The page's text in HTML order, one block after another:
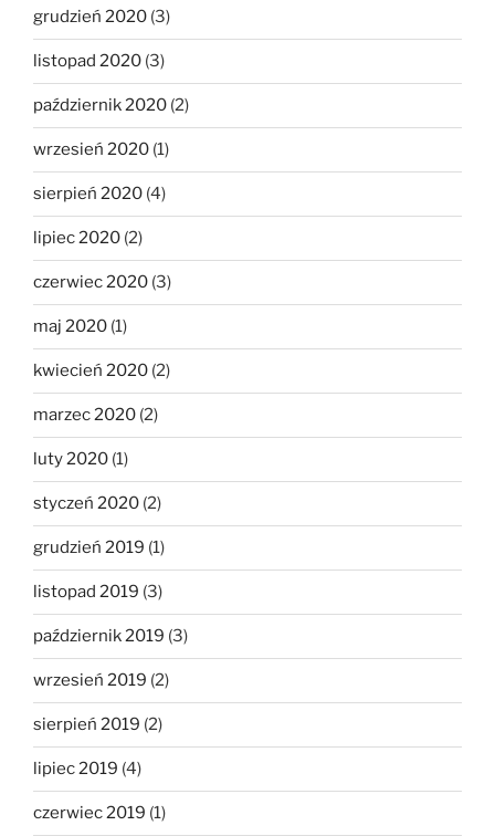
grudzień 2020 (3)
listopad 2020 (3)
październik 2020 (2)
wrzesień 2020 (1)
sierpień 2020 (4)
lipiec 2020 (2)
czerwiec 2020 (3)
maj 2020 (1)
kwiecień 2020 (2)
marzec 2020 (2)
luty 2020 (1)
styczeń 2020 (2)
grudzień 2019 (1)
listopad 2019 (3)
październik 2019 (3)
wrzesień 2019 (2)
sierpień 2019 (2)
lipiec 2019 (4)
czerwiec 2019 (1)